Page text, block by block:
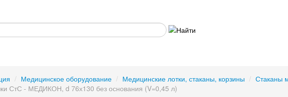
/ Медицинское оборудование / Медицинские лотки, стаканы, корзины / Стаканы
СтС - МЕДИКОН, d 76х130 без основания (V=0,45 л)